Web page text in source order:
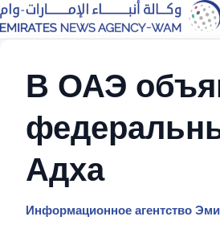
В ОАЭ
Адха
Информационное агентство